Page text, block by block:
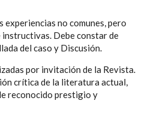
experiencias no comunes, pero
Debe constar de
del caso y Discusión.
por invitación de la Revista.
crítica de la literatura actual,
reconocido prestigio y